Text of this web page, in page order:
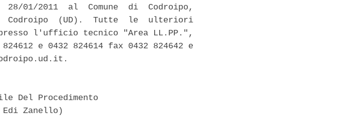
01/2011  al  Comune  di  Codroipo,
Codroipo  (UD).  Tutte  le  ulteriori
l'ufficio tecnico "Area LL.PP.",
e 0432 824614 fax 0432 824642 e
Del Procedimento
Edi Zanello)